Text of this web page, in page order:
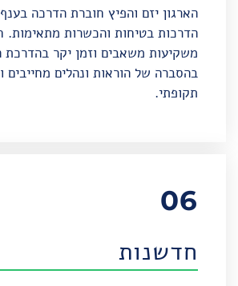
הארגון יזם והפיץ חוברת הדרכה
הדרכות בטיחות והכשרות מתאימות.
משקיעות משאבים וזמן יקר בהדרכת
בהסברה של הוראות ונהלים מחייבים
תקופתי.
06
חדשנות